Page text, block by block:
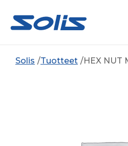
Solis Tuotteet HEX NUT